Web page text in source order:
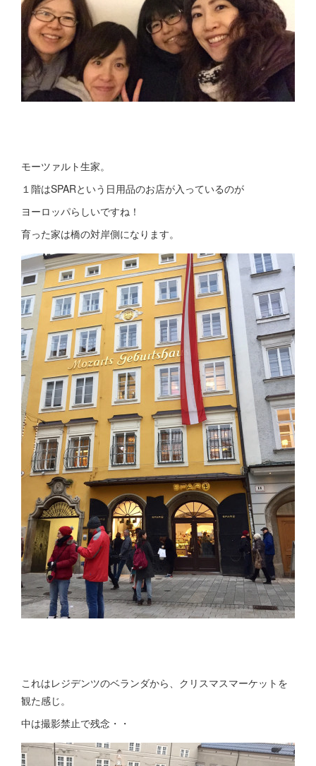
モーツァルト生家。
１階はSPARという日用品のお店が入っているのが
ヨーロッパらしいですね！
育った家は橋の対岸側になります。
これはレジデンツのベランダから、クリスマスマーケットを
観た感じ。
中は撮影禁止で残念・・